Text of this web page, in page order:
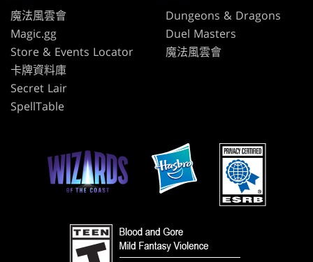
魔法風雲會
Magic.gg
Store & Events Locator
卡牌資料庫
Secret Lair
SpellTable
Dungeons & Dragons
Duel Masters
魔法風雲會